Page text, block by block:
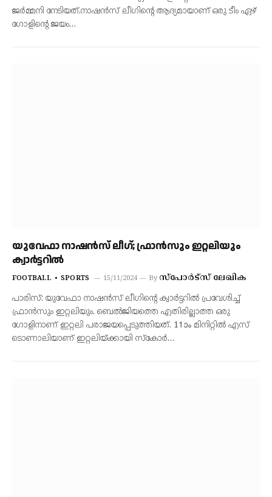
ജര്‍മ്മനി നേടിയത്.നാഷന്‍സ് ലീഗിന്റെ ആദ്യമായാണ് ഒരു ടീം ഏഴ്
ഗോളിന്റെ ജയം…
യുവേഫാ നാഷന്‍സ് ലീഗ്; ഫ്രാന്‍സും ഇറ്റലിയും
ക്വാര്‍ട്ടറില്‍
FOOTBALL SPORTS 15/11/2024 By സ്‌പോര്‍ട്‌സ് ലേഖിക
പാരിസ്: യുവേഫാ നാഷന്‍സ് ലീഗിന്റെ ക്വാര്‍ട്ടറില്‍ പ്രവേശിച്ച്
ഫ്രാന്‍സും ഇറ്റലിയും. ബെല്‍ജിയത്തെ എതിരില്ലാത്ത ഒരു
ഗോളിനാണ് ഇറ്റലി പരാജയപ്പെടുത്തിയത്. 11ാം മിനിറ്റില്‍ എസ്
ടൊണാലിയാണ് ഇറ്റലിയ്ക്കായി സ്‌കോര്‍…